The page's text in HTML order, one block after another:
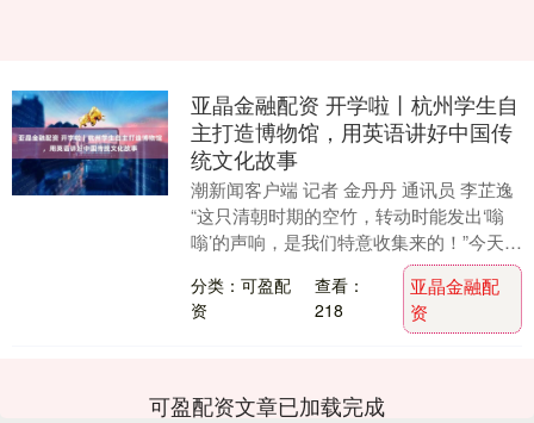
亚晶金融配资 开学啦丨杭州学生自
主打造博物馆，用英语讲好中国传
统文化故事
潮新闻客户端 记者 金丹丹 通讯员 李芷逸
“这只清朝时期的空竹，转动时能发出‘嗡
嗡’的声响，是我们特意收集来的！”今天
（8月31日）上午，杭州市钱江外国语实
验....
分类：可盈配
资
查看：
218
亚晶金融配
资
可盈配资文章已加载完成